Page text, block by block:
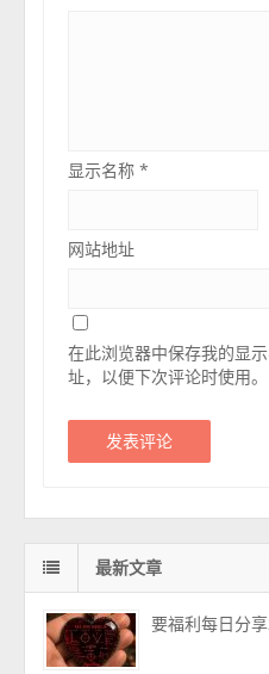
显示名称*
网站地址
在此浏览器中保存我的显
址，以便下次评论时使用。
最新文章
要福利每日分